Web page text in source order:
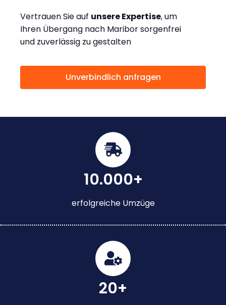
Vertrauen Sie auf unsere Expertise, um
Ihren Übergang nach Maribor sorgenfrei
und zuverlässig zu gestalten
Unverbindlich anfragen
10.000+
erfolgreiche Umzüge
20+